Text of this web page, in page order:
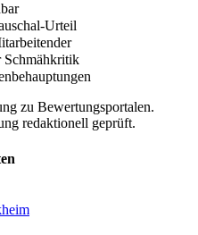
Urteil
Schmähkritik
zu Bewertungsportalen.
redaktionell geprüft.